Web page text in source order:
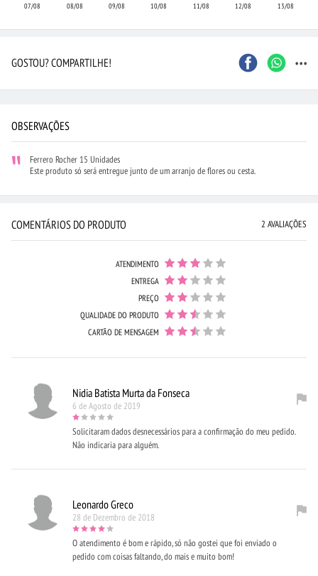
07/08 08/08 09/08 10/08 11/08 12/08 13/08
GOSTOU? COMPARTILHE! ...
OBSERVAÇÕES
Ferrero Rocher 15 Unidades
Este produto só será entregue junto de um arranjo de flores ou cesta.
COMENTÁRIOS DO PRODUTO 2 AVALIAÇÕES
ATENDIMENTO
ENTREGA
PREÇO
QUALIDADE DO PRODUTO
CARTÃO DE MENSAGEM
Nidia Batista Murta da Fonseca
6 de Agosto de 2019
Solicitaram dados desnecessários para a confirmação do meu pedido.
Não indicaria para alguém.
Leonardo Greco
28 de Dezembro de 2018
O atendimento é bom e rápido, só não gostei que foi enviado o
pedido com coisas faltando, do mais e muito bom!